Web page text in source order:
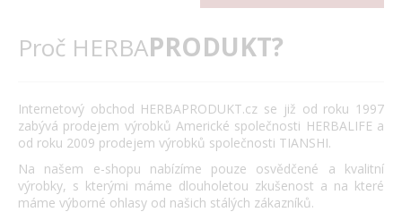
Proč HERBAPRODUKT?
Internetový obchod HERBAPRODUKT.cz se již od roku 1997
zabývá prodejem výrobků Americké společnosti HERBALIFE a
od roku 2009 prodejem výrobků společnosti TIANSHI.
Na našem e-shopu nabízíme pouze osvědčené a kvalitní
výrobky, s kterými máme dlouholetou zkušenost a na které
máme výborné ohlasy od našich stálých zákazníků.